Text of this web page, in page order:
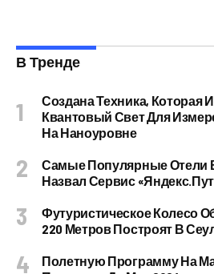
В Тренде
Создана Техника, Которая
Квантовый Свет Для
На Наноуровне
Самые Популярные Отели
Назвал Сервис
Футуристическое Колесо
220 Метров Построят В
Полетную Программу На